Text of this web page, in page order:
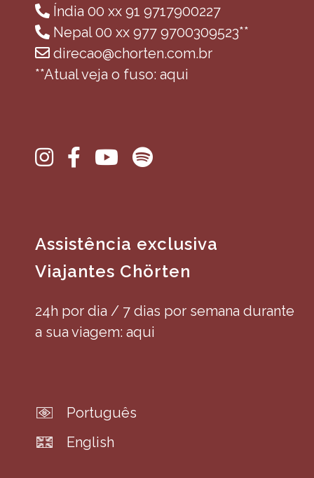
Índia 00 xx 91 9717900227
Nepal 00 xx 977 9700309523**
direcao@chorten.com.br
**Atual veja o fuso: aqui
Assistência exclusiva
Viajantes Chörten
24h por dia / 7 dias por semana durante
a sua viagem: aqui
Português
English